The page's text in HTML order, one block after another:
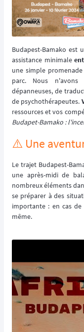
Budapest-Bamako est
assistance minimale
une simple
parc. Nous n'avons
dépanneuses, de
de psychothérapeutes.
ressources et vos
Budapet-Bamako :
⚠️ Une
Le trajet Budapest-
une après-midi de
nombreux éléments
se préparer à des
importante : en cas
même.